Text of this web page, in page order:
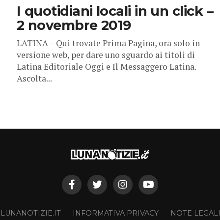
I quotidiani locali in un click –
2 novembre 2019
LATINA – Qui trovate Prima Pagina, ora solo in
versione web, per dare uno sguardo ai titoli di
Latina Editoriale Oggi e Il Messaggero Latina.
Ascolta...
INFORMATIVA PRIVACY NOTE LEGALI